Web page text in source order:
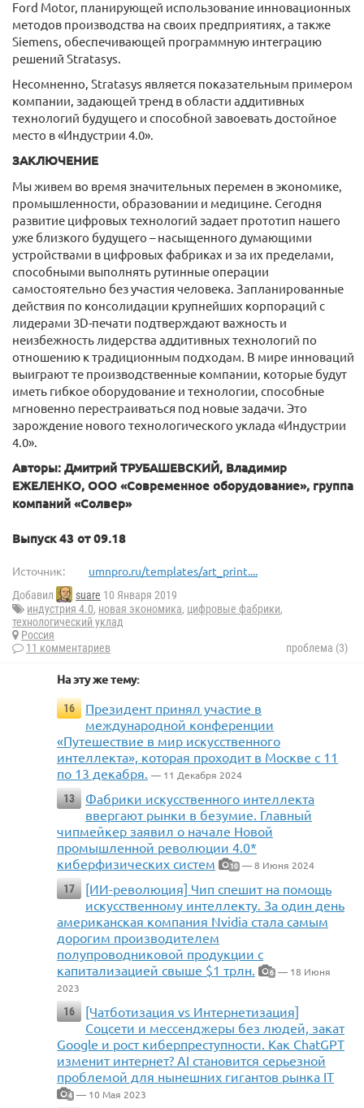
Ford Motor, планирующей использование инновационных
методов производства на своих предприятиях, а также
Siemens, обеспечивающей программную интеграцию
решений Stratasys.
Несомненно, Stratasys является показательным примером
компании, задающей тренд в области аддитивных
технологий будущего и способной завоевать достойное
место в «Индустрии 4.0».
ЗАКЛЮЧЕНИЕ
Мы живем во время значительных перемен в экономике,
промышленности, образовании и медицине. Сегодня
развитие цифровых технологий задает прототип нашего
уже близкого будущего – насыщенного думающими
устройствами в цифровых фабриках и за их пределами,
способными выполнять рутинные операции
самостоятельно без участия человека. Запланированные
действия по консолидации крупнейших корпораций с
лидерами 3D-печати подтверждают важность и
неизбежность лидерства аддитивных технологий по
отношению к традиционным подходам. В мире инноваций
выиграют те производственные компании, которые будут
иметь гибкое оборудование и технологии, способные
мгновенно перестраиваться под новые задачи. Это
зарождение нового технологического уклада «Индустрии
4.0».
Авторы: Дмитрий ТРУБАШЕВСКИЙ, Владимир
ЕЖЕЛЕНКО, ООО «Современное оборудование», группа
компаний «Солвер»
Выпуск 43 от 09.18
Источник: umnpro.ru/templates/art_print....
Добавил suare 10 Января 2019
индустрия 4.0, новая экономика, цифровые фабрики,
технологический уклад
Россия
11 комментариев
проблема (3)
На эту же тему:
16
Президент принял участие в
международной конференции
«Путешествие в мир искусственного
интеллекта», которая проходит в Москве с 11
по 13 декабря. — 11 Декабря 2024
13
Фабрики искусственного интеллекта
ввергают рынки в безумие. Главный
чипмейкер заявил о начале Новой
промышленной революции 4.0*
киберфизических систем
10 — 8 Июня 2024
17
[ИИ-революция] Чип спешит на помощь
искусственному интеллекту. За один день
американская компания Nvidia стала самым
дорогим производителем
полупроводниковой продукции с
капитализацией свыше $1 трлн.
6 — 18 Июня
2023
16
[Чатботизация vs Интернетизация]
Соцсети и мессенджеры без людей, закат
Google и рост киберпреступности. Как ChatGPT
изменит интернет? AI становится серьезной
проблемой для нынешних гигантов рынка IT
4 — 10 Мая 2023